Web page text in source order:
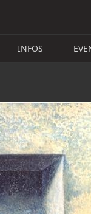
INFOS